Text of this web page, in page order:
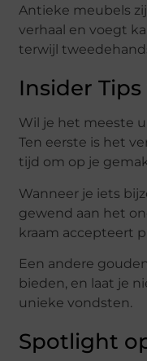
Antieke meubels
verhaal en voegt
terwijl
Insider
Wil je het meeste
Ten eerste is het
tijd om op je
Wanneer je iets
gewend aan het
kraam accepteert
Een andere
bieden, en laat je
unieke vondsten.
Spotlight